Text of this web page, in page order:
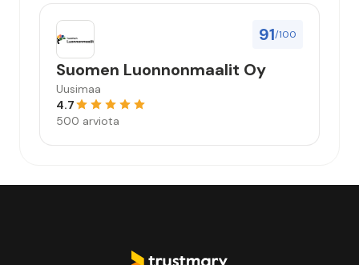
91/100
Suomen Luonnonmaalit Oy
Uusimaa
4.7
500 arviota